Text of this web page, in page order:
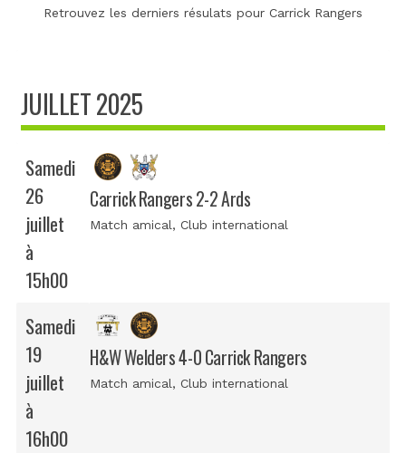
Retrouvez les derniers résulats pour Carrick Rangers
JUILLET 2025
Samedi
26
juillet
à
15h00
Carrick Rangers 2-2 Ards
Match amical, Club international
Samedi
19
juillet
à
16h00
H&W Welders 4-0 Carrick Rangers
Match amical, Club international